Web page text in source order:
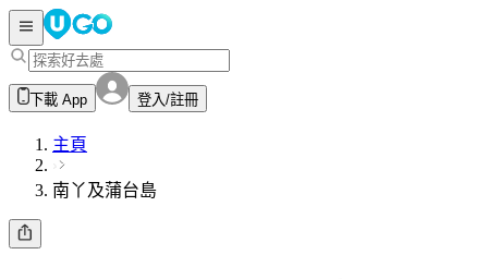
下載 App 登入/註冊
主頁
南丫及蒲台島